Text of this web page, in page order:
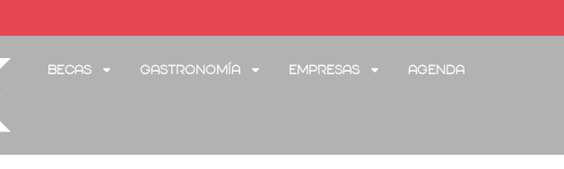
Becas Gastronomía Empresas Agenda